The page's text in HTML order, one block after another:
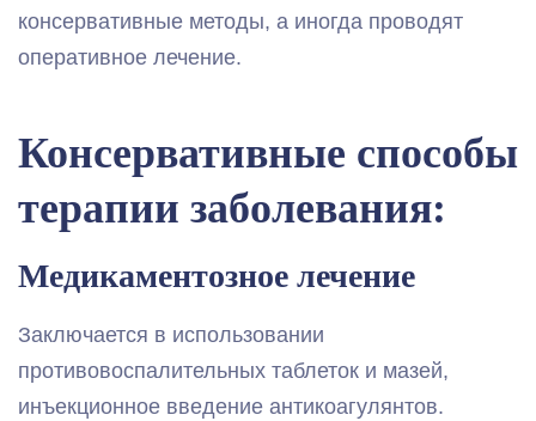
консервативные методы, а иногда проводят
оперативное лечение.
Консервативные способы
терапии заболевания:
Медикаментозное лечение
Заключается в использовании
противовоспалительных таблеток и мазей,
инъекционное введение антикоагулянтов.